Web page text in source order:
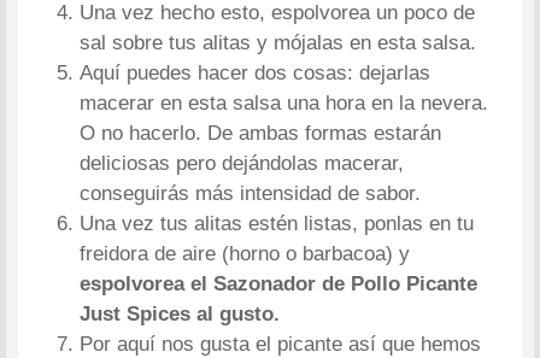
Una vez hecho esto, espolvorea un poco de
sal sobre tus alitas y mójalas en esta salsa.
Aquí puedes hacer dos cosas: dejarlas
macerar en esta salsa una hora en la nevera.
O no hacerlo. De ambas formas estarán
deliciosas pero dejándolas macerar,
conseguirás más intensidad de sabor.
Una vez tus alitas estén listas, ponlas en tu
freidora de aire (horno o barbacoa) y
espolvorea el Sazonador de Pollo Picante
Just Spices al gusto.
Por aquí nos gusta el picante así que hemos